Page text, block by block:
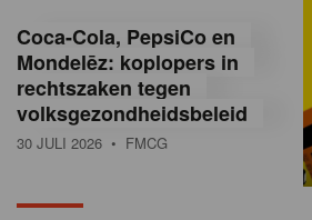
e
a
Coca-Cola, PepsiCo en
Mondelēz: koplopers in
rechtszaken tegen
volksgezondheidsbeleid
30 JULI 2026 • FMCG